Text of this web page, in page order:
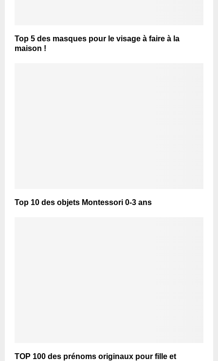
Top 5 des masques pour le visage à faire à la
maison !
Top 10 des objets Montessori 0-3 ans
TOP 100 des prénoms originaux pour fille et